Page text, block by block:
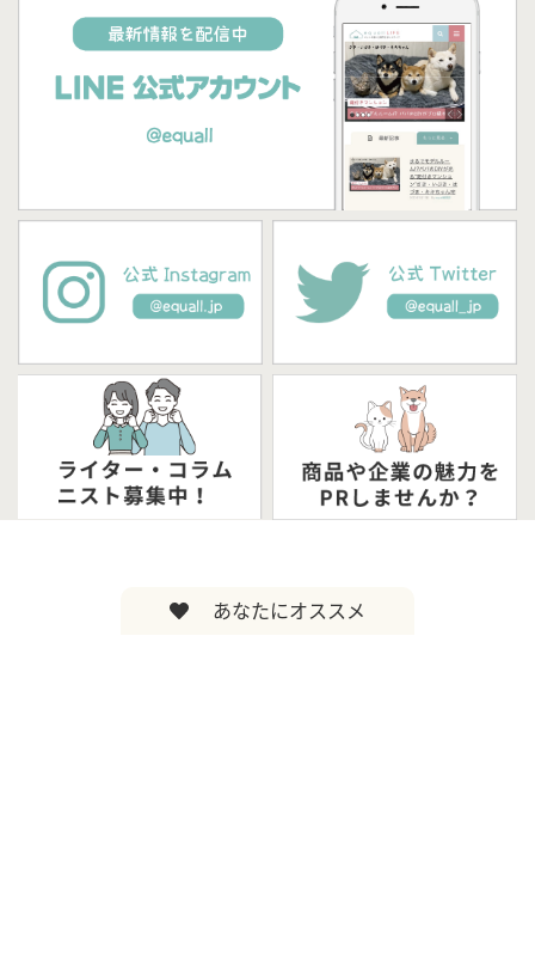
あなたにオススメ